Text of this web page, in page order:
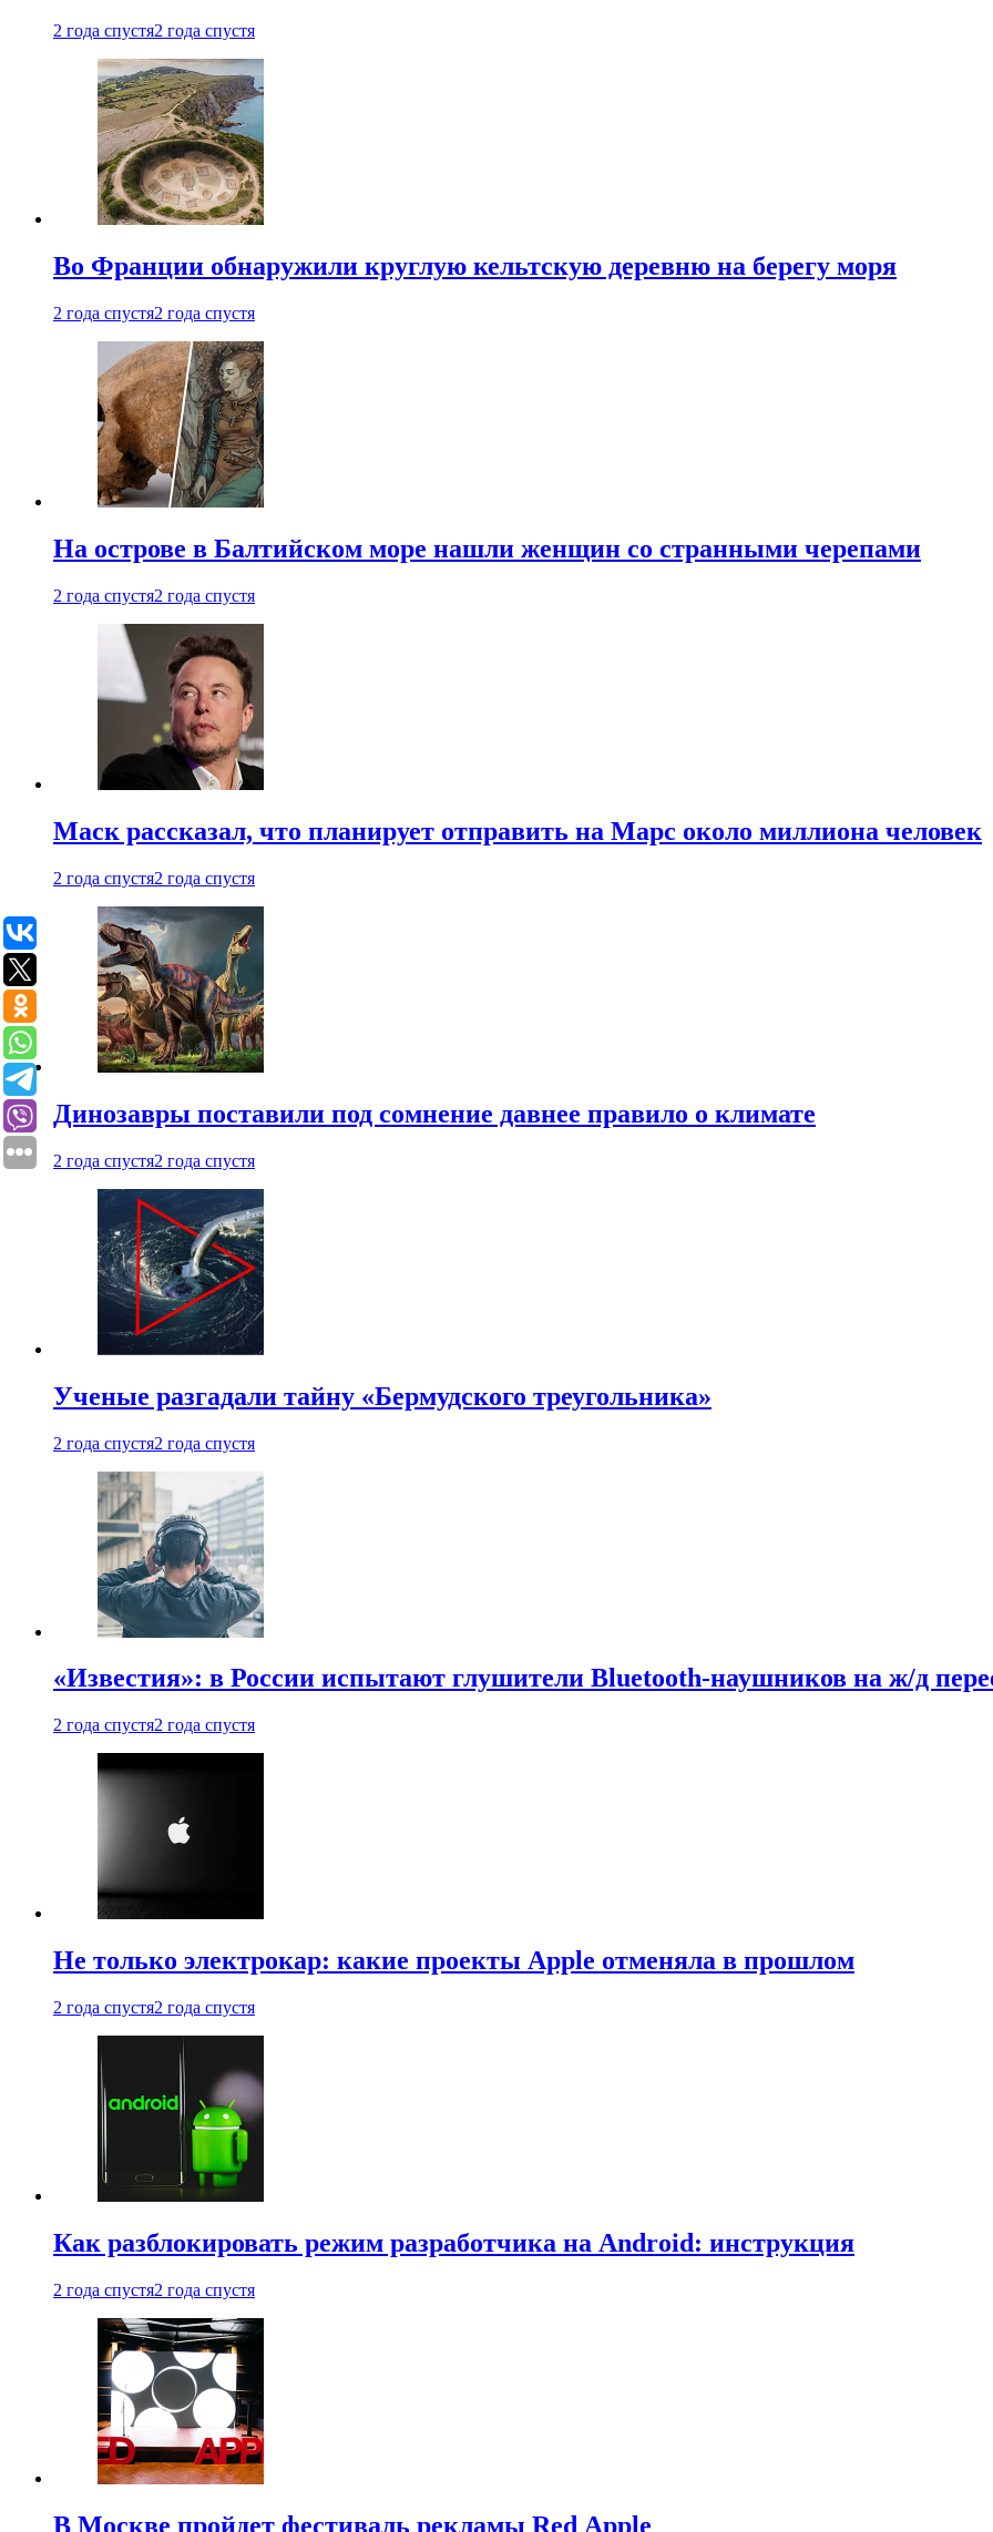
2 года спустя2 года спустя
Во Франции обнаружили круглую кельтскую деревню на берегу моря
2 года спустя2 года спустя
На острове в Балтийском море нашли женщин со странными черепами
2 года спустя2 года спустя
Маск рассказал, что планирует отправить на Марс около миллиона человек
2 года спустя2 года спустя
Динозавры поставили под сомнение давнее правило о климате
2 года спустя2 года спустя
Ученые разгадали тайну «Бермудского треугольника»
2 года спустя2 года спустя
«Известия»: в России испытают глушители Bluetooth-наушников на ж/д
2 года спустя2 года спустя
Не только электрокар: какие проекты Apple отменяла в прошлом
2 года спустя2 года спустя
Как разблокировать режим разработчика на Android: инструкция
2 года спустя2 года спустя
В Москве пройдет фестиваль рекламы Red Apple